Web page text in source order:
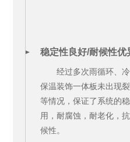
稳定性良好/耐候性优
经过多次雨循环、
保温装饰一体板未出现
等情况，保证了系统的
用，耐腐蚀，耐老化，
候性。